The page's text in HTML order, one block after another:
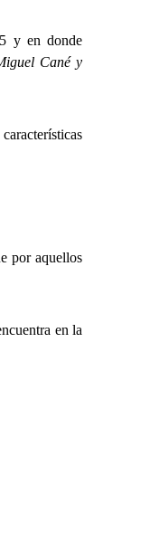
y en donde
Cané y
por aquellos
en la